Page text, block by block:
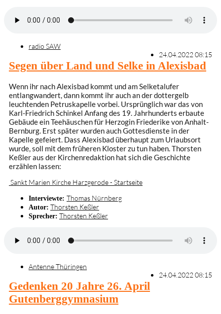
radio SAW
24.04.2022 08:15
Segen über Land und Selke in Alexisbad
Wenn ihr nach Alexisbad kommt und am Selketalufer
entlangwandert, dann kommt ihr auch an der dottergelb
leuchtenden Petruskapelle vorbei. Ursprünglich war das von
Karl-Friedrich Schinkel Anfang des 19. Jahrhunderts erbaute
Gebäude ein Teehäuschen für Herzogin Friederike von Anhalt-
Bernburg. Erst später wurden auch Gottesdienste in der
Kapelle gefeiert. Dass Alexisbad überhaupt zum Urlaubsort
wurde, soll mit dem früheren Kloster zu tun haben. Thorsten
Keßler aus der Kirchenredaktion hat sich die Geschichte
erzählen lassen:
Sankt Marien Kirche Harzgerode - Startseite
Interviewte: Thomas Nürnberg
Autor: Thorsten Keßler
Sprecher: Thorsten Keßler
Antenne Thüringen
24.04.2022 08:15
Gedenken 20 Jahre 26. April
Gutenberggymnasium